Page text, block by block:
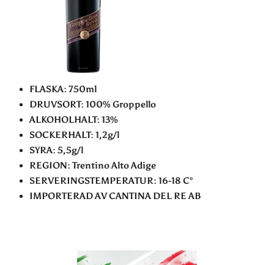
FLASKA: 750ml
DRUVSORT: 100% Groppello
ALKOHOLHALT: 13%
SOCKERHALT: 1,2g/l
SYRA: 5,5g/l
REGION: Trentino Alto Adige
SERVERINGSTEMPERATUR: 16-18 C°
IMPORTERAD AV CANTINA DEL RE AB